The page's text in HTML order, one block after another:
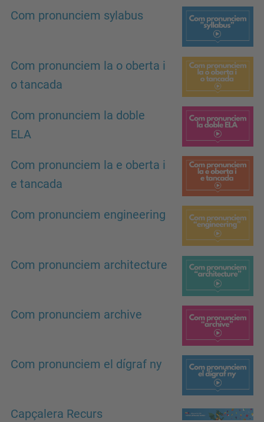
Com pronunciem sylabus
Com pronunciem la o oberta i
o tancada
Com pronunciem la doble
ELA
Com pronunciem la e oberta i
e tancada
Com pronunciem engineering
Com pronunciem architecture
Com pronunciem archive
Com pronunciem el dígraf ny
Capçalera Recurs